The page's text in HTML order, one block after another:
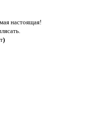
настоящая!
)